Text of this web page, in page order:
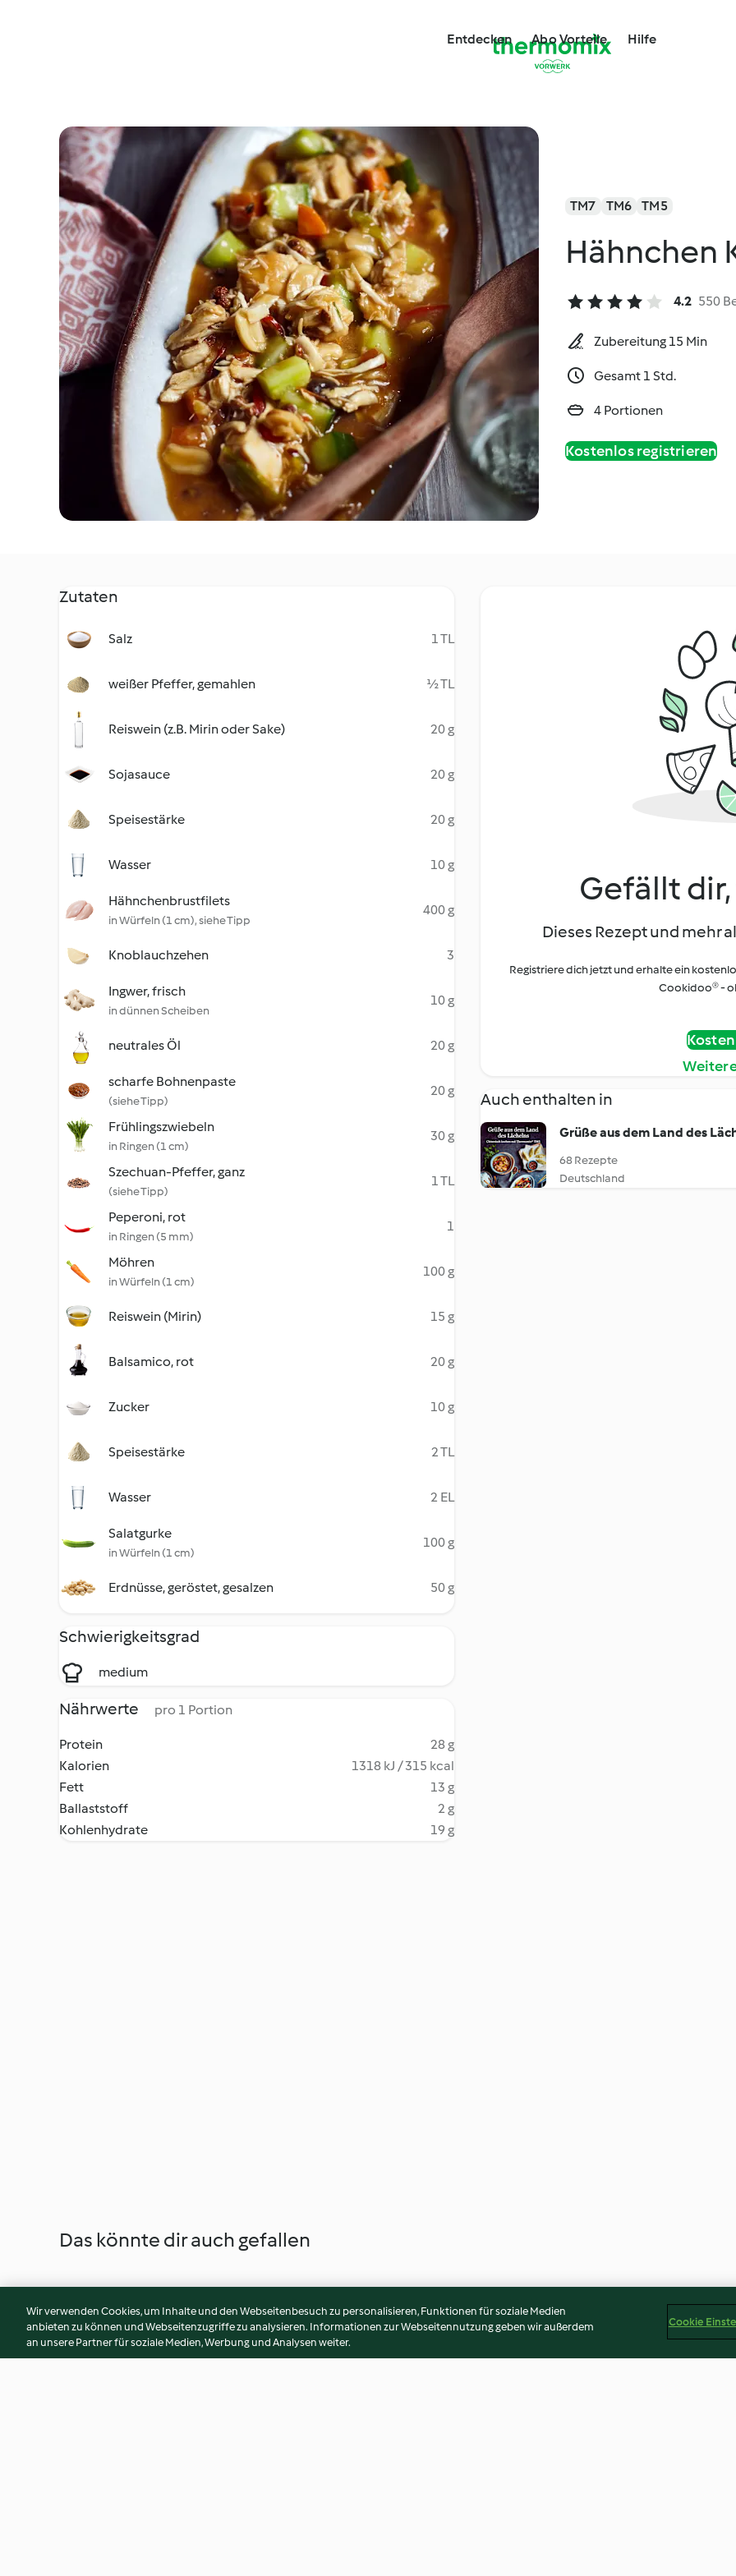
Entdecken Abo Vorteile Hilfe
TM7 TM6 TM5
Hähnchen
4.2 550
Zubereitung 15 Min
Gesamt 1 Std.
4 Portionen
Kostenlos registrieren
Zutaten
Salz 1 TL
weißer Pfeffer, gemahlen ½ TL
Reiswein (z.B. Mirin oder Sake) 20 g
Sojasauce 20 g
Speisestärke 20 g
Wasser 10 g
Hähnchenbrustfilets
in Würfeln (1 cm), siehe Tipp
400 g
Knoblauchzehen 3
Ingwer, frisch
in dünnen Scheiben
10 g
neutrales Öl 20 g
scharfe Bohnenpaste
(siehe Tipp)
20 g
Frühlingszwiebeln
in Ringen (1 cm)
30 g
Szechuan-Pfeffer, ganz
(siehe Tipp)
1 TL
Peperoni, rot
in Ringen (5 mm)
1
Möhren
in Würfeln (1 cm)
100 g
Reiswein (Mirin) 15 g
Balsamico, rot 20 g
Zucker 10 g
Speisestärke 2 TL
Wasser 2 EL
Salatgurke
in Würfeln (1 cm)
100 g
Erdnüsse, geröstet, gesalzen 50 g
Schwierigkeitsgrad
medium
Nährwerte pro 1 Portion
Protein
28 g
Kalorien
1318 kJ / 315 kcal
Fett
13 g
Ballaststoff
2 g
Kohlenhydrate
19 g
Gefällt
Dieses Rezept und mehr
Registriere dich jetzt und erhalte ein
Cookidoo® -
Auch enthalten in
Grüße aus dem Land des
68 Rezepte
Deutschland
Das könnte dir auch gefallen
Wir verwenden Cookies, um Inhalte und den Webseitenbesuch zu personalisieren, Funktionen für soziale Medien
anbieten zu können und Webseitenzugriffe zu analysieren. Informationen zur Webseitennutzung geben wir außerdem
an unsere Partner für soziale Medien, Werbung und Analysen weiter.
Cookie